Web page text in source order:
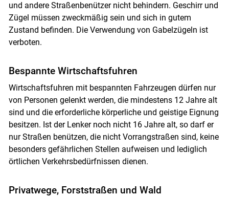
und andere Straßenbenützer nicht behindern. Geschirr und
Zügel müssen zweckmäßig sein und sich in gutem
Zustand befinden. Die Verwendung von Gabelzügeln ist
verboten.
Bespannte Wirtschaftsfuhren
Wirtschaftsfuhren mit bespannten Fahrzeugen dürfen nur
von Personen gelenkt werden, die mindestens 12 Jahre alt
sind und die erforderliche körperliche und geistige Eignung
besitzen. Ist der Lenker noch nicht 16 Jahre alt, so darf er
nur Straßen benützen, die nicht Vorrangstraßen sind, keine
besonders gefährlichen Stellen aufweisen und lediglich
örtlichen Verkehrsbedürfnissen dienen.
Privatwege, Forststraßen und Wald